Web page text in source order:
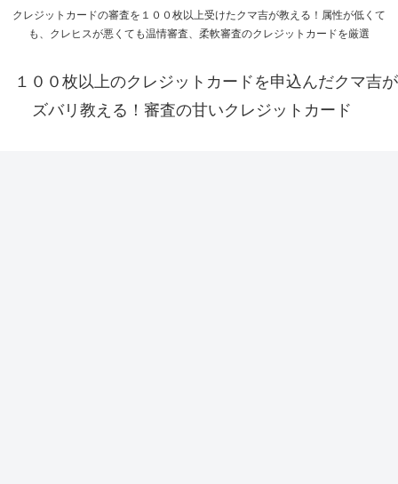
クレジットカードの審査を１００枚以上受けたクマ吉が教える！属性が低くて
も、クレヒスが悪くても温情審査、柔軟審査のクレジットカードを厳選
１００枚以上のクレジットカードを申込んだクマ吉が
ズバリ教える！審査の甘いクレジットカード